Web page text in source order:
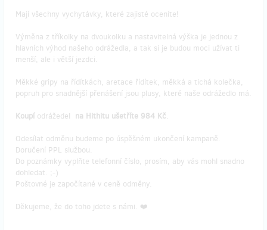
Mají všechny vychytávky, které zajisté oceníte!
Výměna z tříkolky na dvoukolku a nastavitelná výška je jednou z
hlavních výhod našeho odrážedla, a tak si je budou moci užívat ti
menší, ale i větší jezdci.
Měkké gripy na řídítkách, aretace řídítek, měkká a tichá kolečka,
popruh pro snadnější přenášení jsou plusy, které naše odrážedlo má.
Koupí odrážedel na Hithitu ušetříte 984 Kč.
Odesílat odměnu budeme po úspěšném ukončení kampaně.
Doručení PPL službou.
Do poznámky vyplňte telefonní číslo, prosím, aby vás mohl snadno
dohledat. ;-)
Poštovné je započítané v ceně odměny.
Děkujeme, že do toho jdete s námi. ❤️